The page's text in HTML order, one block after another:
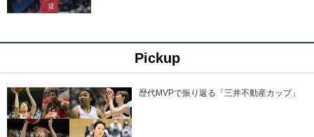
Pickup
歴代MVPで振り返る「三井不動産カップ」